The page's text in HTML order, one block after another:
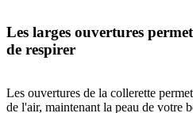
Les larges ouvertures
de respirer
Les ouvertures de la collerette
de l'air, maintenant la peau de votre